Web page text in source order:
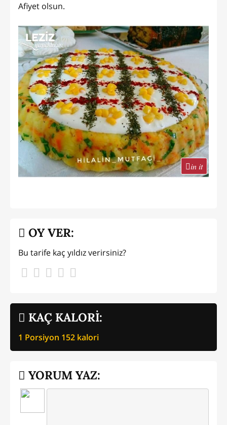
Afiyet olsun.
in it
KAÇ KALORİ:
1 Porsiyon 152 kalori
OY VER:
Bu tarife kaç yıldız verirsiniz?
YORUM YAZ: